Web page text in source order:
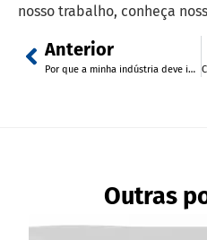
nosso trabalho, conheça
Anterior
Por que a minha indústria deve investir em filmes técnicos?
Outras